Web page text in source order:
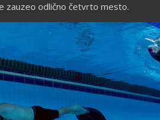
zauzeo odlično četvrto mesto.